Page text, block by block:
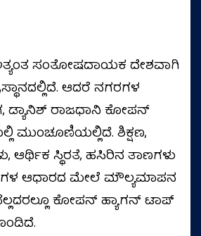
ಅತ್ಯಂತ ಸಂತೋಷದಾಯಕ ದೇಶವಾಗಿ
ಆದರೆ ನಗರಗಳ
ಡ್ಯಾನಿಶ್ ರಾಜಧಾನಿ ಕೋಪನ್
ಮುಂಚೂಣಿಯಲ್ಲಿದೆ. ಶಿಕ್ಷಣ,
ಆರ್ಥಿಕ ಸ್ಥಿರತೆ, ಹಸಿರಿನ ತಾಣಗಳು
ಆಧಾರದ ಮೇಲೆ ಮೌಲ್ಯಮಾಪನ
ಕೋಪನ್ ಹ್ಯಾಗನ್ ಟಾಪ್‌